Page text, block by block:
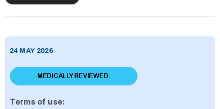
24 MAY 2026
MEDICALLY REVIEWED:
Terms of use: